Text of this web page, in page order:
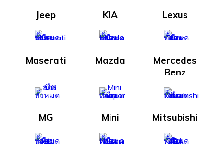
Jeep KIA Lexus
Maserati Mazda
Mercedes
Benz
MG Mini Mitsubishi